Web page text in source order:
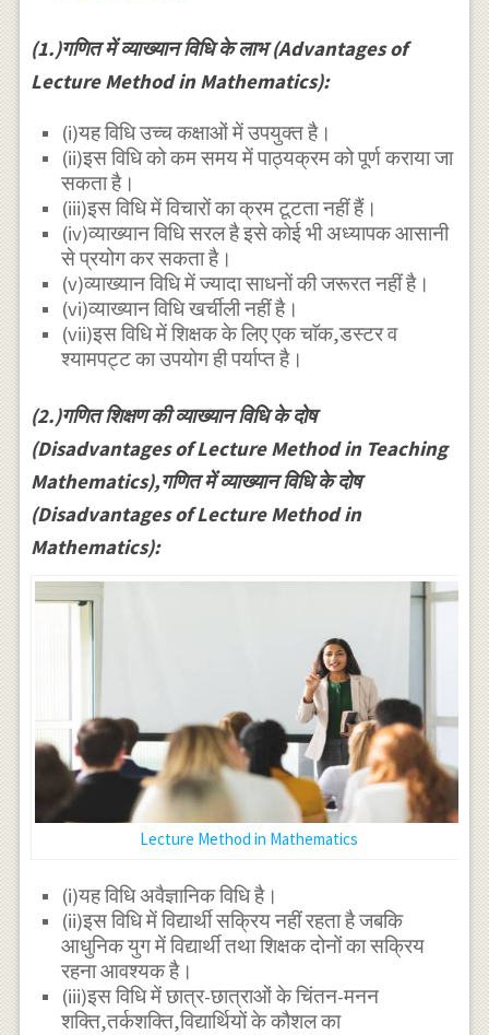
(1.)गणित में व्याख्यान विधि के लाभ (Advantages of
Lecture Method in Mathematics):
(i)यह विधि उच्च कक्षाओं में उपयुक्त है।
(ii)इस विधि को कम समय में पाठ्यक्रम को पूर्ण कराया जा
सकता है।
(iii)इस विधि में विचारों का क्रम टूटता नहीं हैं।
(iv)व्याख्यान विधि सरल है इसे कोई भी अध्यापक आसानी
से प्रयोग कर सकता है।
(v)व्याख्यान विधि में ज्यादा साधनों की जरूरत नहीं है।
(vi)व्याख्यान विधि खर्चीली नहीं है।
(vii)इस विधि में शिक्षक के लिए एक चाॅक,डस्टर व
श्यामपट्ट का उपयोग ही पर्याप्त है।
(2.)गणित शिक्षण की व्याख्यान विधि के दोष
(Disadvantages of Lecture Method in Teaching
Mathematics),गणित में व्याख्यान विधि के दोष
(Disadvantages of Lecture Method in
Mathematics):
Lecture Method in Mathematics
(i)यह विधि अवैज्ञानिक विधि है।
(ii)इस विधि में विद्यार्थी सक्रिय नहीं रहता है जबकि
आधुनिक युग में विद्यार्थी तथा शिक्षक दोनों का सक्रिय
रहना आवश्यक है।
(iii)इस विधि में छात्र-छात्राओं के चिंतन-मनन
शक्ति,तर्कशक्ति,विद्यार्थियों के कौशल का